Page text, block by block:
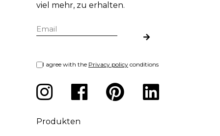
viel mehr, zu erhalten.
I agree with the Privacy policy conditions
Produkten